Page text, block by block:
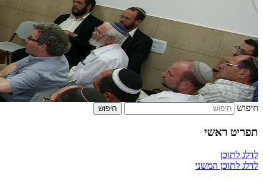
חיפוש
תפריט ראשי
לדלג לתוכן
לדלג לתוכן המשני